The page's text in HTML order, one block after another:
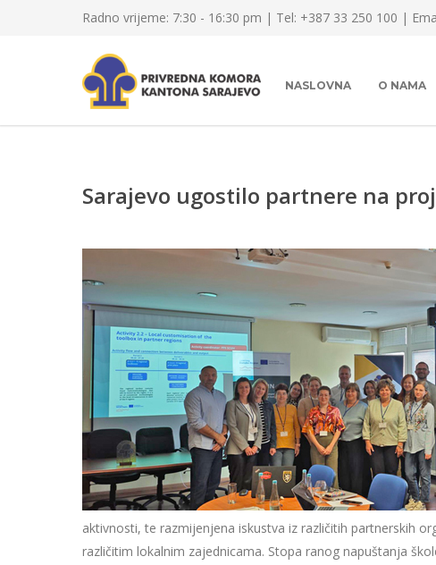
Radno vrijeme: 7:30 - 16:30 pm | Tel: +387 33 250 100 |
NASLOVNA O NAMA
Sarajevo ugostilo partnere na
aktivnosti, te razmijenjena iskustva iz različitih partnerskih
različitim lokalnim zajednicama. Stopa ranog napuštanja